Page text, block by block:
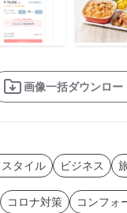
画像一括ダウンロー
タイル ビジネス
コロナ対策 コンフォ